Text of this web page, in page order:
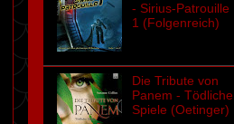
- Sirius-Patrouille
1 (Folgenreich)
Die Tribute von
Panem - Tödliche
Spiele (Oetinger)